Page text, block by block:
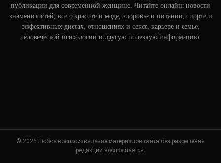
публикации для современной женщине. Читайте онлайн: новости
знаменитостей, все о красоте и моде, здоровье и питании, спорте и
эффективных диетах, отношениях и сексе, карьере и семье,
человеческой психологии и другую полезную информацию.
© 2026 Любое воспроизведение материалов сайта без разрешения
редакции воспрещается.